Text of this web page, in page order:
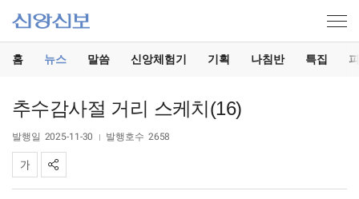
홈 뉴스 말씀 신앙체험기 기획 나침반 특집
추수감사절 거리 스케치(16)
발행일 2025-11-30 발행호수 2658